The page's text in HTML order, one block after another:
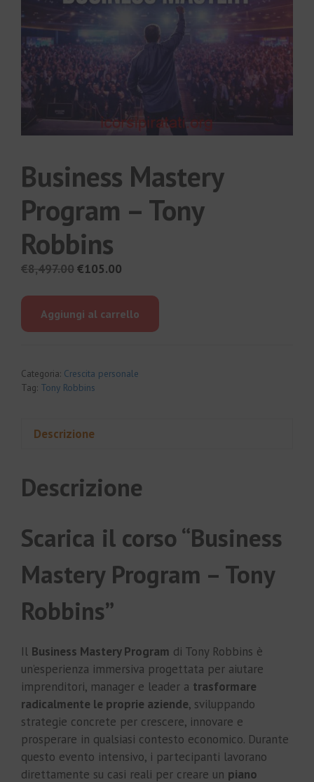
Business Mastery
Program – Tony
Robbins
€8,497.00Il
era:
€105.00
attuale
è:
Aggiungi al carrello
Categoria: Crescita personale
Tag: Tony Robbins
Descrizione
Descrizione
Scarica il corso “Business
Mastery Program – Tony
Robbins”
Il Business Mastery Program di Tony Robbins è
un’esperienza immersiva progettata per aiutare
imprenditori, manager e leader a trasformare
radicalmente le proprie aziende, sviluppando
strategie concrete per crescere, innovare e
prosperare in qualsiasi contesto economico. Durante
questo evento intensivo, i partecipanti lavorano
direttamente su casi reali per creare un piano